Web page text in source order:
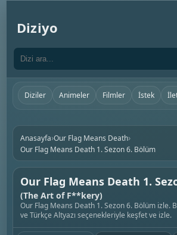
Diziyo
Diziler Animeler Filmler İstek
Anasayfa›Our Flag Means Death›
Our Flag Means Death 1. Sezon 6. Bölüm
Our Flag Means Death 1.
(The Art of F**kery)
Our Flag Means Death 1. Sezon 6. Bölüm izle.
ve Türkçe Altyazı seçenekleriyle keşfet ve izle.